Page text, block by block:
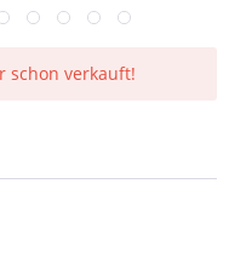
schon verkauft!